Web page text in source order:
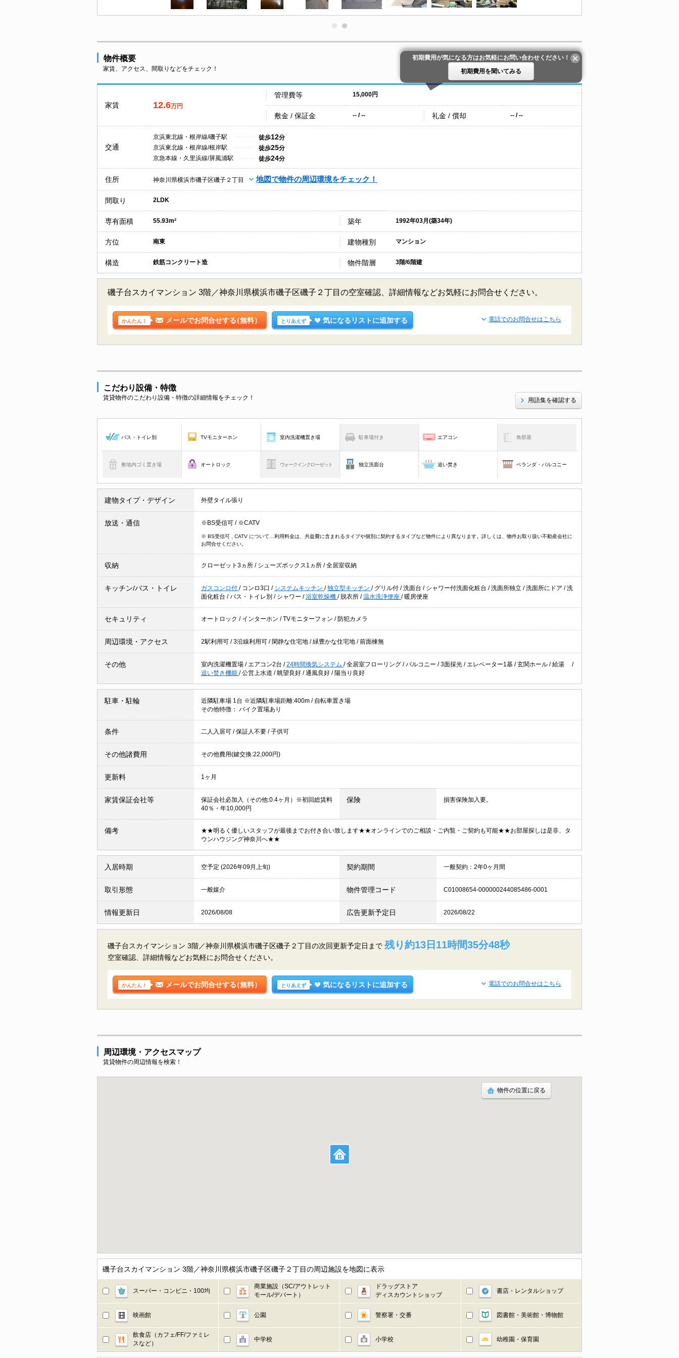
物件概要
家賃、アクセス、間取りなどをチェック！
初期費用が気になる方はお気軽にお問い合わせください！
初期費用を聞いてみる
家賃 12.6万円
管理費等 15,000円
敷金 / 保証金 -- / -- 礼金 / 償却 -- / --
交通
京浜東北線・根岸線/磯子駅 徒歩12分
京浜東北線・根岸線/根岸駅
徒歩25分
京急本線・久里浜線/屏風浦駅
徒歩24分
住所 神奈川県横浜市磯子区磯子２丁目 地図で物件の周辺環境をチェック！
間取り 2LDK
専有面積 55.93m² 築年 1992年03月(築34年)
方位 南東 建物種別 マンション
構造 鉄筋コンクリート造 物件階層 3階/6階建
磯子台スカイマンション 3階／神奈川県横浜市磯子区磯子２丁目の空室確認、詳細情報などお気軽にお問合せください。
かんたん！ メールでお問合せする（無料） とりあえず 気になるリストに追加する 電話でのお問合せはこちら
こだわり設備・特徴
賃貸物件のこだわり設備・特徴の詳細情報をチェック！ 用語集を確認する
バス・トイレ別 TVモニターホン 室内洗濯機置き場 駐車場付き エアコン 角部屋
敷地内ゴミ置き場 オートロック ウォークインクローゼット 独立洗面台 追い焚き ベランダ・バルコニー
建物タイプ・デザイン 外壁タイル張り
放送・通信 ※BS受信可 / ※CATV
※ BS受信可 , CATV について…利用料金は、共益費に含まれるタイプや個別に契約するタイプなど物件により異なります。詳しくは、物件お取り扱い不動産会社に
お問合せください。
収納 クローゼット3ヵ所 / シューズボックス1ヵ所 /全居室収納
キッチン/バス・トイレ ガスコンロ付 / コンロ3口 / システムキッチン /独立型キッチン / グリル付 /洗面台 / シャワー付洗面化粧台 /洗面所独立 /洗面所にドア /洗
面化粧台 /バス・トイレ別 / シャワー /浴室乾燥機 / 脱衣所 /温水洗浄便座 / 暖房便座
セキュリティ オートロック / インターホン /TVモニターフォン / 防犯カメラ
周辺環境・アクセス 2駅利用可 /3沿線利用可 / 閑静な住宅地 /緑豊かな住宅地 /前面棟無
その他 室内洗濯機置場 / エアコン2台 /24時間換気システム /全居室フローリング /バルコニー /3面採光 / エレベーター1基 /玄関ホール /給湯 /
追い焚き機能 /公営上水道 / 眺望良好 /通風良好 / 陽当り良好
駐車・駐輪 近隣駐車場 1台 ※近隣駐車場距離:400m / 自転車置き場
その他特徴： バイク置場あり
条件 二人入居可 /保証人不要 /子供可
その他諸費用 その他費用(鍵交換:22,000円)
更新料 1ヶ月
家賃保証会社等
保証会社必加入（その他:0.4ヶ月）※初回総賃料
40％・年10,000円
保険 損害保険加入要。
備考
★★明るく優しいスタッフが最後までお付き合い致します★★オンラインでのご相談・ご内覧・ご契約も可能★★お部屋探しは是非、タ
ウンハウジング神奈川へ★★
入居時期 空予定 (2026年09月上旬) 契約期間 一般契約：2年0ヶ月間
取引形態 一般媒介 物件管理コード C01008654-000000244085486-0001
情報更新日 2026/08/08 広告更新予定日 2026/08/22
磯子台スカイマンション 3階／神奈川県横浜市磯子区磯子２丁目の次回更新予定日まで 残り約13日11時間35分47秒
空室確認、詳細情報などお気軽にお問合せください。
かんたん！ メールでお問合せする（無料） とりあえず 気になるリストに追加する 電話でのお問合せはこちら
周辺環境・アクセスマップ
賃貸物件の周辺情報を検索！
物件の位置に戻る
磯子台スカイマンション 3階／神奈川県横浜市磯子区磯子２丁目の周辺施設を地図に表示
スーパー・コンビニ・100均
商業施設（SC/アウトレット
モール/デパート）
ドラッグストア
ディスカウントショップ
書店・レンタルショップ
映画館 公園 警察署・交番 図書館・美術館・博物館
飲食店（カフェ/FF/ファミレ
スなど）
中学校 小学校 幼稚園・保育園